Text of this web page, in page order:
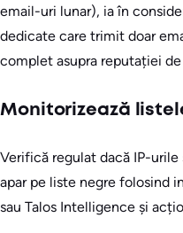
email-uri lunar), ia în
dedicate care trimit doar
complet asupra reputației
Monitorizează
Verifică regulat dacă IP-
apar pe liste negre folosind
sau Talos Intelligence și